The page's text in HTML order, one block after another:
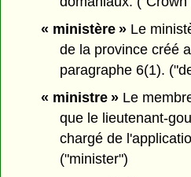
« ministère »Le
de la province créé
paragraphe 6(1).
« ministre »Le
que le lieutenant-
chargé de
("minister")